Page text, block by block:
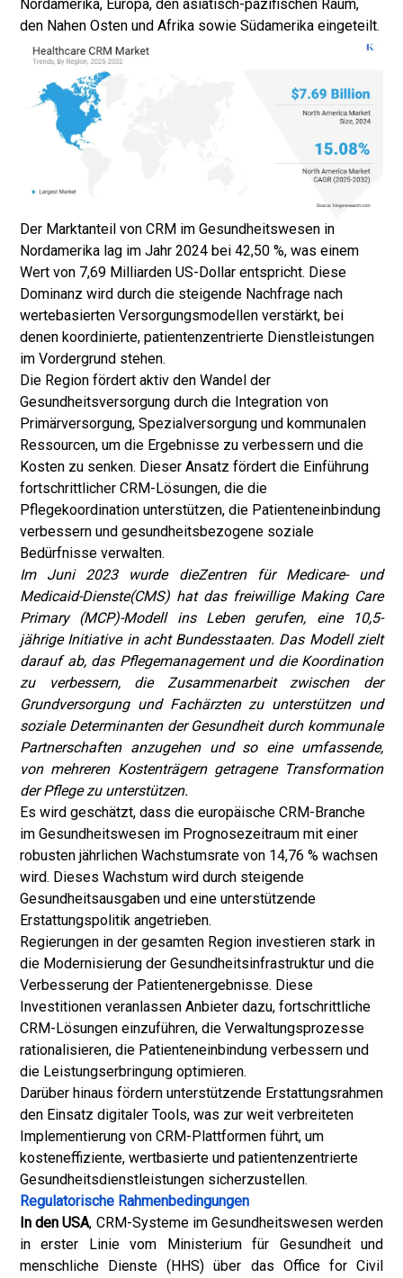
Nordamerika, Europa, den asiatisch-pazifischen Raum,
den Nahen Osten und Afrika sowie Südamerika eingeteilt.
Der Marktanteil von CRM im Gesundheitswesen in
Nordamerika lag im Jahr 2024 bei 42,50 %, was einem
Wert von 7,69 Milliarden US-Dollar entspricht. Diese
Dominanz wird durch die steigende Nachfrage nach
wertebasierten Versorgungsmodellen verstärkt, bei
denen koordinierte, patientenzentrierte Dienstleistungen
im Vordergrund stehen.
Die Region fördert aktiv den Wandel der
Gesundheitsversorgung durch die Integration von
Primärversorgung, Spezialversorgung und kommunalen
Ressourcen, um die Ergebnisse zu verbessern und die
Kosten zu senken. Dieser Ansatz fördert die Einführung
fortschrittlicher CRM-Lösungen, die die
Pflegekoordination unterstützen, die Patienteneinbindung
verbessern und gesundheitsbezogene soziale
Bedürfnisse verwalten.
Im Juni 2023 wurde dieZentren für Medicare- und
Medicaid-Dienste(CMS) hat das freiwillige Making Care
Primary (MCP)-Modell ins Leben gerufen, eine 10,5-
jährige Initiative in acht Bundesstaaten. Das Modell zielt
darauf ab, das Pflegemanagement und die Koordination
zu verbessern, die Zusammenarbeit zwischen der
Grundversorgung und Fachärzten zu unterstützen und
soziale Determinanten der Gesundheit durch kommunale
Partnerschaften anzugehen und so eine umfassende,
von mehreren Kostenträgern getragene Transformation
der Pflege zu unterstützen.
Es wird geschätzt, dass die europäische CRM-Branche
im Gesundheitswesen im Prognosezeitraum mit einer
robusten jährlichen Wachstumsrate von 14,76 % wachsen
wird. Dieses Wachstum wird durch steigende
Gesundheitsausgaben und eine unterstützende
Erstattungspolitik angetrieben.
Regierungen in der gesamten Region investieren stark in
die Modernisierung der Gesundheitsinfrastruktur und die
Verbesserung der Patientenergebnisse. Diese
Investitionen veranlassen Anbieter dazu, fortschrittliche
CRM-Lösungen einzuführen, die Verwaltungsprozesse
rationalisieren, die Patienteneinbindung verbessern und
die Leistungserbringung optimieren.
Darüber hinaus fördern unterstützende Erstattungsrahmen
den Einsatz digitaler Tools, was zur weit verbreiteten
Implementierung von CRM-Plattformen führt, um
kosteneffiziente, wertbasierte und patientenzentrierte
Gesundheitsdienstleistungen sicherzustellen.
Regulatorische Rahmenbedingungen
In den USA, CRM-Systeme im Gesundheitswesen werden
in erster Linie vom Ministerium für Gesundheit und
menschliche Dienste (HHS) über das Office for Civil